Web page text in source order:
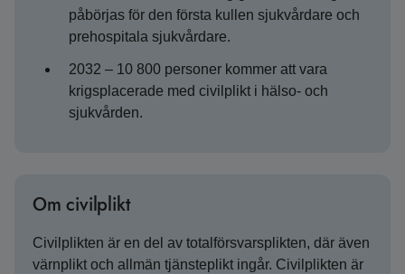
påbörjas för den första kullen sjukvårdare och
prehospitala sjukvårdare.
2032 – 10 800 personer kommer att vara
krigsplacerade med civilplikt i hälso- och
sjukvården.
Om civilplikt
Civilplikten är en del av totalförsvarsplikten, där även
värnplikt och allmän tjänsteplikt ingår. Civilplikten är